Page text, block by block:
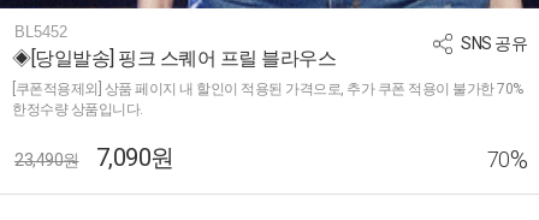
SNS 공유
BL5452
◈[당일발송] 핑크 스퀘어 프릴 블라우스
[쿠폰적용제외] 상품 페이지 내 할인이 적용된 가격으로, 추가 쿠폰 적용이 불가한 70%
한정수량 상품입니다.
23,490원 7,090원 70%